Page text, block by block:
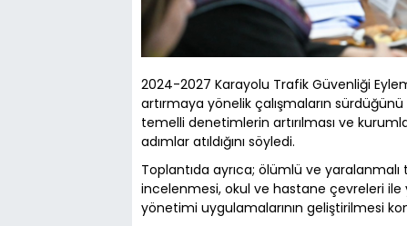
2024-2027 Karayolu Trafik Güvenliği
artırmaya yönelik çalışmaların
temelli denetimlerin artırılması ve
adımlar atıldığını söyledi.
Toplantıda ayrıca; ölümlü ve yaralanmalı
incelenmesi, okul ve hastane çevreleri
yönetimi uygulamalarının geliştirilmesi